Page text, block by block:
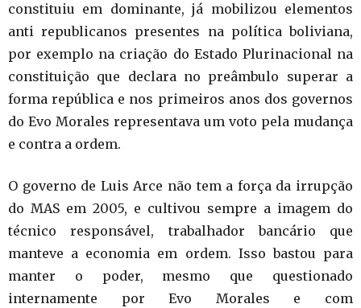
constituiu em dominante, já mobilizou elementos
anti republicanos presentes na política boliviana,
por exemplo na criação do Estado Plurinacional na
constituição que declara no preâmbulo superar a
forma república e nos primeiros anos dos governos
do Evo Morales representava um voto pela mudança
e contra a ordem.
O governo de Luis Arce não tem a força da irrupção
do MAS em 2005, e cultivou sempre a imagem do
técnico responsável, trabalhador bancário que
manteve a economia em ordem. Isso bastou para
manter o poder, mesmo que questionado
internamente por Evo Morales e com